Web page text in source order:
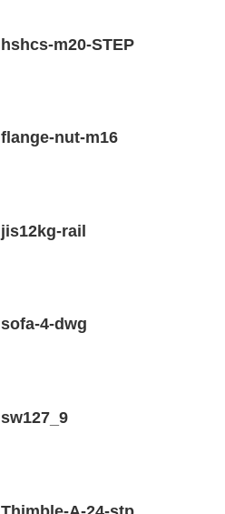
hshcs-m20-STEP
flange-nut-m16
jis12kg-rail
sofa-4-dwg
sw127_9